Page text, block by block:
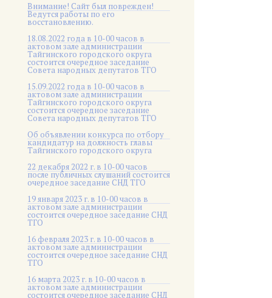
Внимание! Сайт был поврежден!
Ведутся работы по его
восстановлению.
18.08.2022 года в 10-00 часов в
актовом зале администрации
Тайгинского городского округа
состоится очередное заседание
Совета народных депутатов ТГО
15.09.2022 года в 10-00 часов в
актовом зале администрации
Тайгинского городского округа
состоится очередное заседание
Совета народных депутатов ТГО
Об объявлении конкурса по отбору
кандидатур на должность главы
Тайгинского городского округа
22 декабря 2022 г. в 10-00 часов
после публичных слушаний состоится
очередное заседание СНД ТГО
19 января 2023 г. в 10-00 часов в
актовом зале администрации
состоится очередное заседание СНД
ТГО
16 февраля 2023 г. в 10-00 часов в
актовом зале администрации
состоится очередное заседание СНД
ТГО
16 марта 2023 г. в 10-00 часов в
актовом зале администрации
состоится очередное заседание СНД